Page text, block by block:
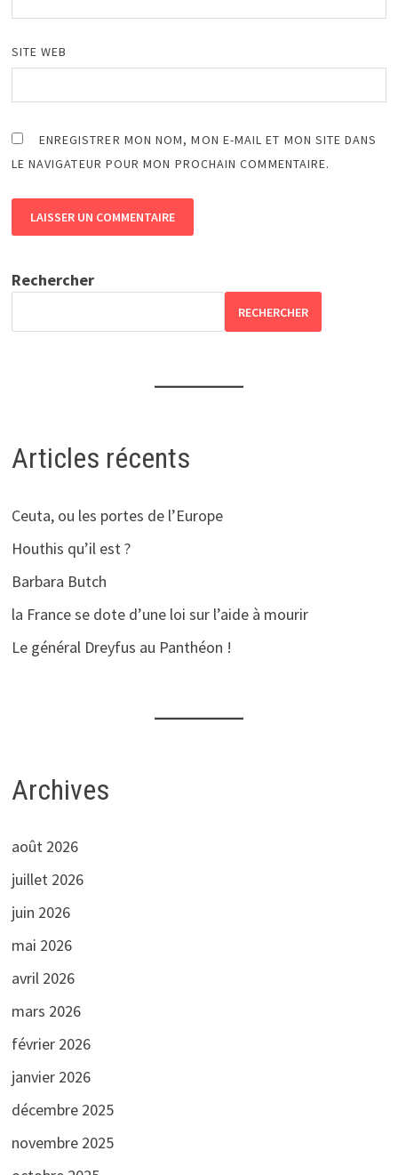
SITE WEB
ENREGISTRER MON NOM, MON E-MAIL ET MON SITE DANS
LE NAVIGATEUR POUR MON PROCHAIN COMMENTAIRE.
Rechercher
RECHERCHER
Articles récents
Ceuta, ou les portes de l’Europe
Houthis qu’il est ?
Barbara Butch
la France se dote d’une loi sur l’aide à mourir
Le général Dreyfus au Panthéon !
Archives
août 2026
juillet 2026
juin 2026
mai 2026
avril 2026
mars 2026
février 2026
janvier 2026
décembre 2025
novembre 2025